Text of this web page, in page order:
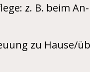
z. B. beim
zu Hause/